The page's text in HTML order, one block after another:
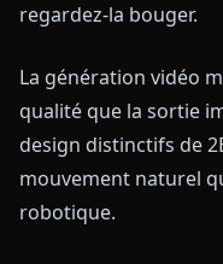
regardez-la bouger.
La génération vidéo
qualité que la sortie
design distinctifs de
mouvement naturel
robotique.